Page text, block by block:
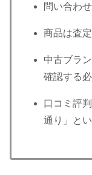
問い合わ
商品は査
中古ブラ
確認する
口コミ評
通り」と